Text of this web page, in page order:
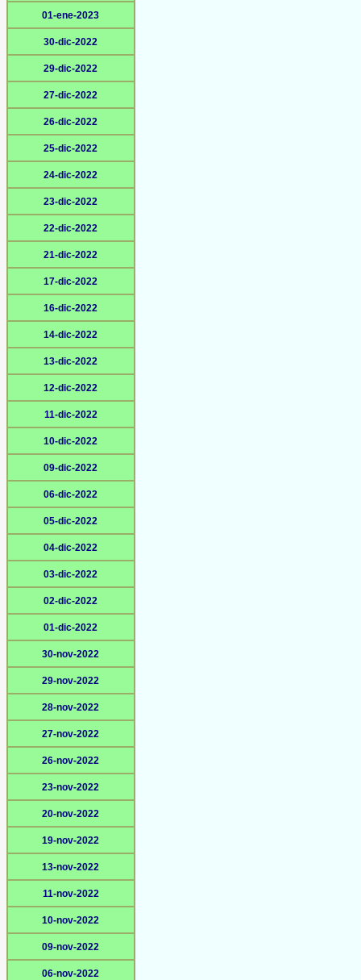
01-ene-2023
30-dic-2022
29-dic-2022
27-dic-2022
26-dic-2022
25-dic-2022
24-dic-2022
23-dic-2022
22-dic-2022
21-dic-2022
17-dic-2022
16-dic-2022
14-dic-2022
13-dic-2022
12-dic-2022
11-dic-2022
10-dic-2022
09-dic-2022
06-dic-2022
05-dic-2022
04-dic-2022
03-dic-2022
02-dic-2022
01-dic-2022
30-nov-2022
29-nov-2022
28-nov-2022
27-nov-2022
26-nov-2022
23-nov-2022
20-nov-2022
19-nov-2022
13-nov-2022
11-nov-2022
10-nov-2022
09-nov-2022
06-nov-2022